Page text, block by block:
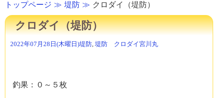
トップページ 堤防 クロダイ（堤防）
クロダイ（堤防）
2022年07月28日(木曜日)堤防, 堤防 クロダイ宮川丸
釣果：０～５枚